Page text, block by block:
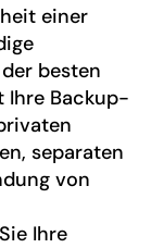
einer
besten
Ihre Backup-
separaten
von
Ihre